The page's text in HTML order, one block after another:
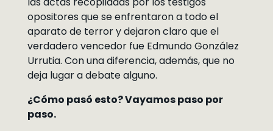
opositores que se enfrentaron a todo el
aparato de terror y dejaron claro que el
verdadero vencedor fue Edmundo González
Urrutia. Con una diferencia, además, que no
deja lugar a debate alguno.
¿Cómo pasó esto? Vayamos paso por
paso.